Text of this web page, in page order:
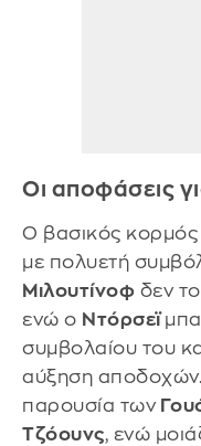
Οι αποφάσεις
Ο βασικός κορμός
με πολυετή
Μιλουτίνοφ δεν
ενώ ο Ντόρσεϊ
συμβολαίου του
αύξηση αποδοχών.
παρουσία των
Τζόουνς, ενώ